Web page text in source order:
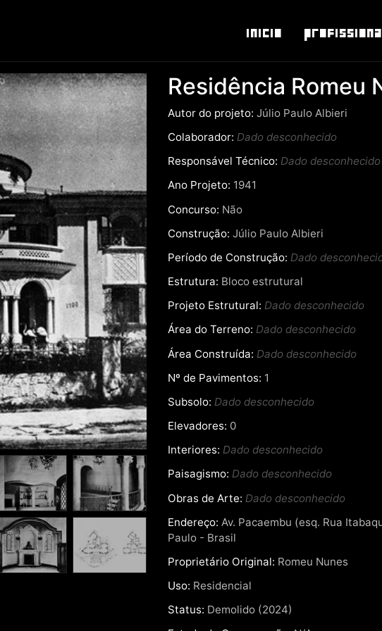
Inicio
Residência Romeu
Autor do projeto: Júlio Paulo Albieri
Colaborador: Dado desconhecido
Responsável Técnico: Dado desconhecido
Ano Projeto: 1941
Concurso: Não
Construção: Júlio Paulo Albieri
Período de Construção: Dado
Estrutura: Bloco estrutural
Projeto Estrutural: Dado desconhecido
Área do Terreno: Dado desconhecido
Área Construída: Dado desconhecido
Nº de Pavimentos: 1
Subsolo: Dado desconhecido
Elevadores: 0
Interiores: Dado desconhecido
Paisagismo: Dado desconhecido
Obras de Arte: Dado desconhecido
Endereço: Av. Pacaembu (esq. Rua
Paulo - Brasil
Proprietário Original: Romeu Nunes
Uso: Residencial
Status: Demolido (2024)